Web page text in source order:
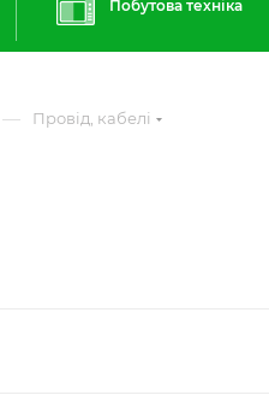
Побутова техніка
— Провід, кабелі